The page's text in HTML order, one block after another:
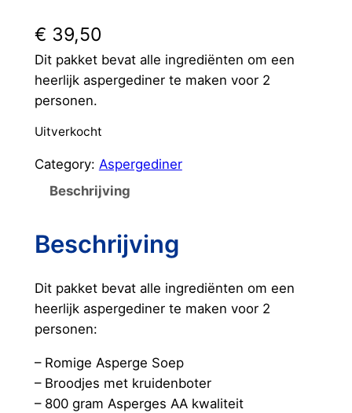
€ 39,50
Dit pakket bevat alle ingrediënten om een
heerlijk aspergediner te maken voor 2
personen.
Uitverkocht
Category: Aspergediner
Beschrijving
Beschrijving
Dit pakket bevat alle ingrediënten om een
heerlijk aspergediner te maken voor 2
personen:
– Romige Asperge Soep
– Broodjes met kruidenboter
– 800 gram Asperges AA kwaliteit